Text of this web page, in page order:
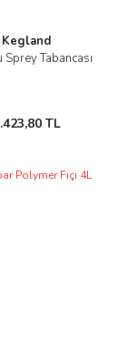
Kegland
Tabancası
TL